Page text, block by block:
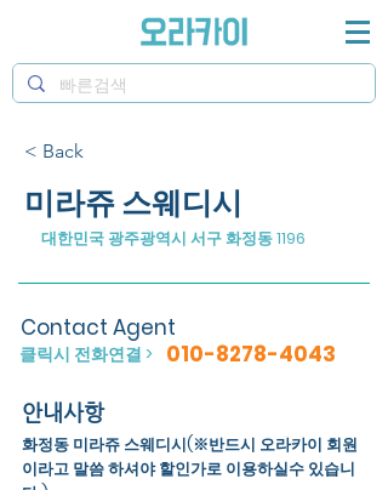
< Back
미라쥬 스웨디시
대한민국 광주광역시 서구 화정동 1196
010-8278-4043
클릭시 전화연결 >
Contact Agent
안내사항
화정동 미라쥬 스웨디시(※반드시 오라카이 회원
이라고 말씀 하셔야 할인가로 이용하실수 있습니